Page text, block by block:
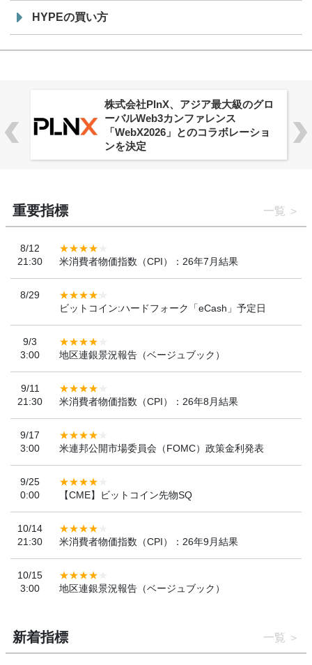
HYPEの買い方
株式会社PlnX、アジア最大級のグロ
ーバルWeb3カンファレンス
「WebX2026」とのコラボレーショ
ンを決定
重要指標 一覧
8/12
21:30
米消費者物価指数（CPI）：26年7月結果
8/29
ビットコイン:ハードフォーク「eCash」予定日
9/3
3:00
地区連銀景況報告（ベージュブック）
9/11
21:30
米消費者物価指数（CPI）：26年8月結果
9/17
3:00
米連邦公開市場委員会（FOMC）政策金利発表
9/25
0:00
【CME】ビットコイン先物SQ
10/14
21:30
米消費者物価指数（CPI）：26年9月結果
10/15
3:00
地区連銀景況報告（ベージュブック）
新着指標 一覧